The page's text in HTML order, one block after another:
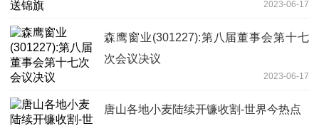
2023-06-17
森鹰窗业(301227):第八届董事会第十七
次会议决议
2023-06-17
唐山各地小麦陆续开镰收割-世界今热点